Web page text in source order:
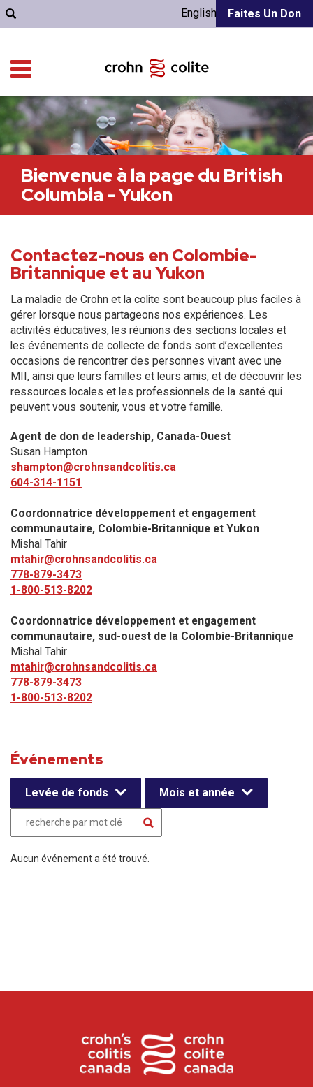
Faites Un Don
English
Bienvenue à la page du British
Columbia - Yukon
Contactez-nous en Colombie-
Britannique et au Yukon
La maladie de Crohn et la colite sont beaucoup plus faciles à
gérer lorsque nous partageons nos expériences. Les
activités éducatives, les réunions des sections locales et
les événements de collecte de fonds sont d’excellentes
occasions de rencontrer des personnes vivant avec une
MII, ainsi que leurs familles et leurs amis, et de découvrir les
ressources locales et les professionnels de la santé qui
peuvent vous soutenir, vous et votre famille.
Agent de don de leadership, Canada-Ouest
Susan Hampton
shampton@crohnsandcolitis.ca
604-314-1151
Coordonnatrice développement et engagement
communautaire, Colombie-Britannique et Yukon
Mishal Tahir
mtahir@crohnsandcolitis.ca
778-879-3473
1-800-513-8202
Coordonnatrice développement et engagement
communautaire, sud-ouest de la Colombie-Britannique
Mishal Tahir
mtahir@crohnsandcolitis.ca
778-879-3473
1-800-513-8202
Événements
Levée de fonds Mois et année
Aucun événement a été trouvé.